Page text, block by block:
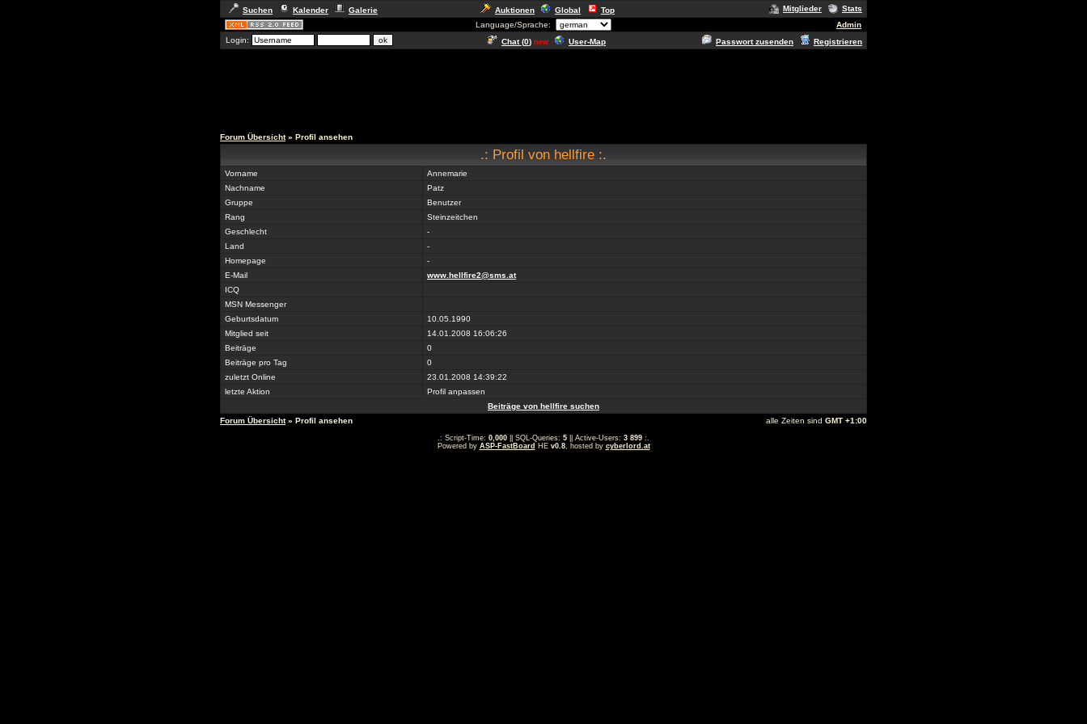
Suchen Kalender Galerie Auktionen Global Top Mitglieder
Stats
Language/Sprache:
Admin
Login:
Chat (0) new User-Map Passwort zusenden Registrieren
Forum Übersicht» Profil ansehen
.: Profil von hellfire :.
Vorname
Annemarie
Nachname
Patz
Gruppe
Benutzer
Rang
Steinzeitchen
Geschlecht
-
Land
-
Homepage
-
E-Mail
www.hellfire2@sms.at
ICQ
MSN Messenger
Geburtsdatum
10.05.1990
Mitglied seit
14.01.2008 16:06:26
Beiträge
0
Beiträge pro Tag
0
zuletzt Online
23.01.2008 14:39:22
letzte Aktion
Profil anpassen
Beiträge von hellfire suchen
Forum Übersicht» Profil ansehen alle Zeiten sind GMT +1:00
.: Script-Time: 0,000 || SQL-Queries: 5 || Active-Users: 3 899 :.
Powered by ASP-FastBoard HE v0.8, hosted by cyberlord.at